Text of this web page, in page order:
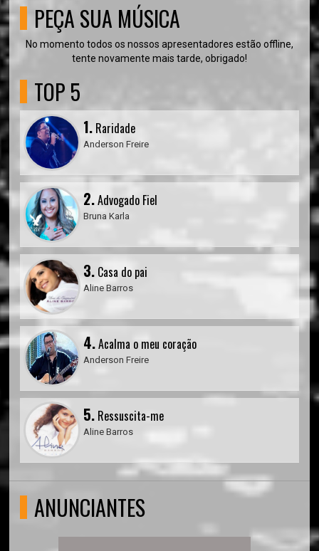
PEÇA SUA MÚSICA
No momento todos os nossos apresentadores estão offline,
tente novamente mais tarde, obrigado!
TOP 5
1. Raridade
Anderson Freire
2.Advogado Fiel
Bruna Karla
3. Casa do pai
Aline Barros
4.Acalma o meu coração
Anderson Freire
5. Ressuscita-me
Aline Barros
ANUNCIANTES